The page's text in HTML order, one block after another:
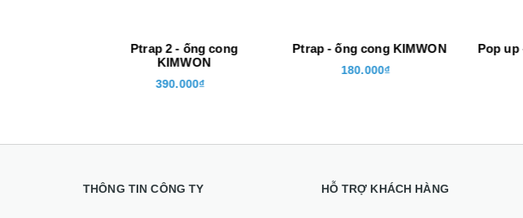
Ptrap 2 - ống cong
KIMWON
390.000₫
Ptrap - ống cong KIMWON
180.000₫
THÔNG TIN CÔNG TY HỖ TRỢ KHÁCH HÀNG